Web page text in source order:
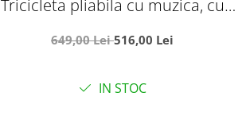
Tricicleta pliabila cu muzica, cu
SL01 - rosu
649,00 Lei516,00 Lei
IN STOC